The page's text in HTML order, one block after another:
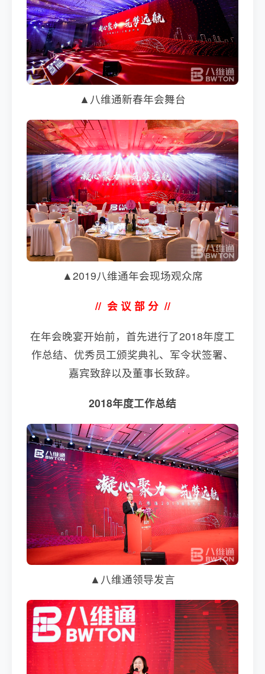
▲八维通新春年会舞台
▲2019八维通年会现场观众席
// 会 议 部 分 //
在年会晚宴开始前，首先进行了2018年度工
作总结、优秀员工颁奖典礼、军令状签署、
嘉宾致辞以及董事长致辞。
2018年度工作总结
▲八维通领导发言